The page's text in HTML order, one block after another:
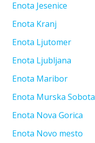
Enota Jesenice
Enota Kranj
Enota Ljutomer
Enota Ljubljana
Enota Maribor
Enota Murska Sobota
Enota Nova Gorica
Enota Novo mesto